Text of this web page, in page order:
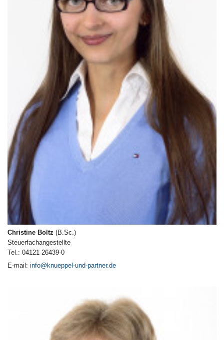
Christine Boltz (B.Sc.)
Steuerfachangestellte
Tel.: 04121 26439-0
E-mail: info@knueppel-und-partner.de